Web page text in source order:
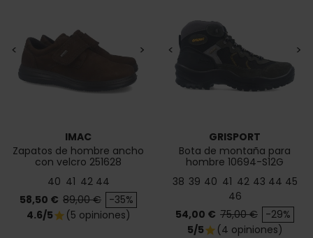
< >
IMAC
Zapatos de hombre ancho
con velcro 251628
40 41 42 44
Precio
58,50 € Precio base
89,00 € -35%
4.6/5star (5 opiniones)
< >
GRISPORT
Bota de montaña para
hombre 10694-S12G
38 39 40 41 42 43 44 45
46
Precio
54,00 € Precio base
75,00 € -29%
5/5star (4 opiniones)